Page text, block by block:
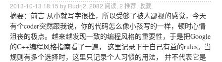
2013-10-13 18:15 by Rudrj2, 2082 阅读, 2 推荐, 收藏
摘要：前言 从小就写字很挫，所以受够了被人鄙视的感觉，今天
有个coder突然跟我说，你的代码怎么像小孩写的一样，顿时心情
沮丧的极点。越来越发现一致的编程风格的重要性，于是把Google
的C++编程风格指南看了一遍， 这里记录下于自己有益的rules。当
规则有多个选择时，这里只记录个人习惯的用法， 并不代表它是